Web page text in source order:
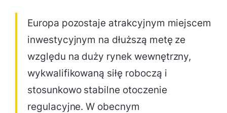
Europa pozostaje atrakcyjnym miejscem
inwestycyjnym na dłuższą metę ze
względu na duży rynek wewnętrzny,
wykwalifikowaną siłę roboczą i
stosunkowo stabilne otoczenie
regulacyjne. W obecnym